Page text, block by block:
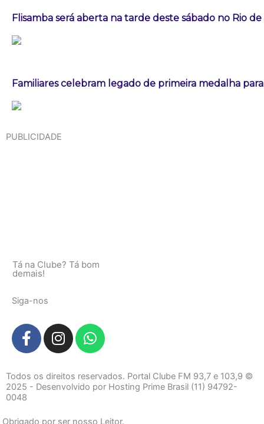
Flisamba será aberta na tarde deste sábado no Rio
Familiares celebram legado de primeira medalha
PUBLICIDADE
Tá na Clube? Tá bom
demais!
Siga-nos
F
a
e
b
o
o
I
n
t
a
r
W
h
t
s
p
Todos os direitos reservados. Portal Clube FM 93,7 e 103,9 ©
2025 - Desenvolvido por Hosting Prime Brasil (11) 94792-
0048
Obrigado por ser nosso Leitor.